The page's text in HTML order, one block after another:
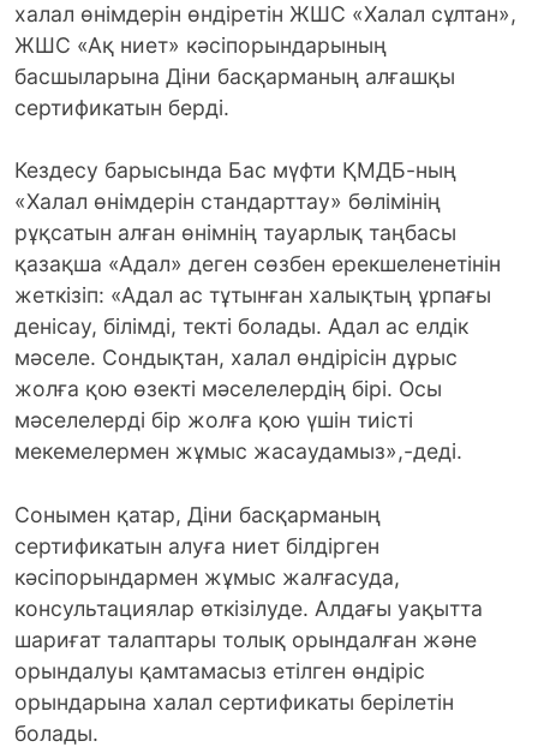
халал өнімдерін өндіретін ЖШС «Халал сұлтан»,
ЖШС «Ақ ниет» кәсіпорындарының
басшыларына Діни басқарманың алғашқы
сертификатын берді.
Кездесу барысында Бас мүфти ҚМДБ-ның
«Халал өнімдерін стандарттау» бөлімінің
рұқсатын алған өнімнің тауарлық таңбасы
қазақша «Адал» деген сөзбен ерекшеленетінін
жеткізіп: «Адал ас тұтынған халықтың ұрпағы
денісау, білімді, текті болады. Адал ас елдік
мәселе. Сондықтан, халал өндірісін дұрыс
жолға қою өзекті мәселелердің бірі. Осы
мәселелерді бір жолға қою үшін тиісті
мекемелермен жұмыс жасаудамыз»,-деді.
Сонымен қатар, Діни басқарманың
сертификатын алуға ниет білдірген
кәсіпорындармен жұмыс жалғасуда,
консультациялар өткізілуде. Алдағы уақытта
шариғат талаптары толық орындалған және
орындалуы қамтамасыз етілген өндіріс
орындарына халал сертификаты берілетін
болады.